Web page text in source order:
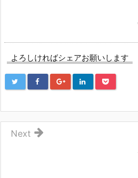
よろしければシェアお願いします
Next